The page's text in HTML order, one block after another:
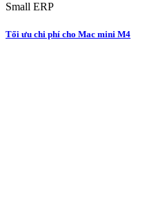
Small ERP
Tối ưu chi phí cho Mac mini M4